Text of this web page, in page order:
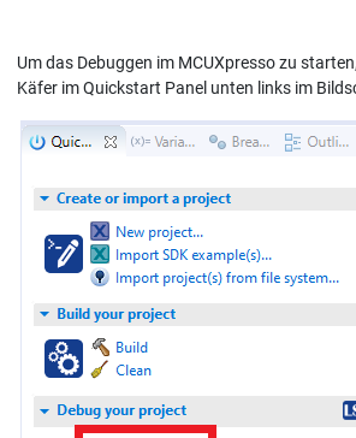
Um das Debuggen im MCUXpresso zu
Käfer im Quickstart Panel unten links im